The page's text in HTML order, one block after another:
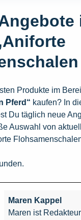
Produkte im
Pferd“ kaufen? In
Du täglich neue
Auswahl von
Maren Kappel
Maren ist